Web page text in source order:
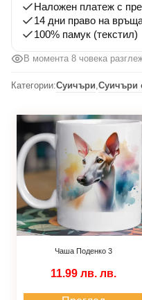
Наложен платеж с
14 дни право на
100% памук (текстил)
В момента 8 човека
Категории:Суичъри,Суичъри
Чаша Поденко 3
11.99 лв. лв.